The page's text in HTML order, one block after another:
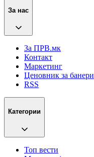
За нас
За ПРВ.мк
Контакт
Маркетинг
Ценовник за банери
RSS
Категории
Топ вести